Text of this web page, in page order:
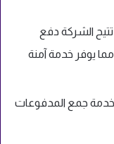
الشركة دفع
يوفر خدمة آمنة
جمع المدفوعات